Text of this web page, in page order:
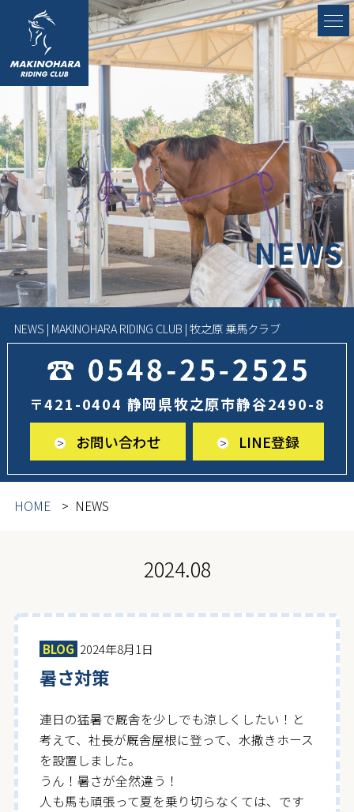
NEWS
NEWS | MAKINOHARA RIDING CLUB | 牧之原 乗馬クラブ
〒421-0404 静岡県牧之原市静谷2490-8
お問い合わせ
LINE登録
HOME NEWS
2024.08
BLOG 2024年8月1日
暑さ対策
連日の猛暑で厩舎を少しでも涼しくしたい！と
考えて、社長が厩舎屋根に登って、水撒きホース
を設置しました。
うん！暑さが全然違う！
人も馬も頑張って夏を乗り切らなくては、です